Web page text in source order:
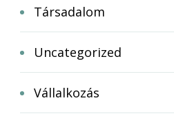
Társadalom
Uncategorized
Vállalkozás